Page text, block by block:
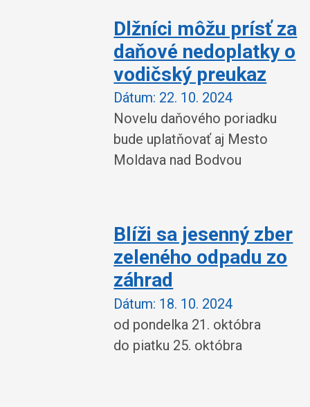
Dlžníci môžu prísť za
daňové nedoplatky o
vodičský preukaz
Dátum: 22. 10. 2024
Novelu daňového poriadku
bude uplatňovať aj Mesto
Moldava nad Bodvou
Blíži sa jesenný zber
zeleného odpadu zo
záhrad
Dátum: 18. 10. 2024
od pondelka 21. októbra
do piatku 25. októbra